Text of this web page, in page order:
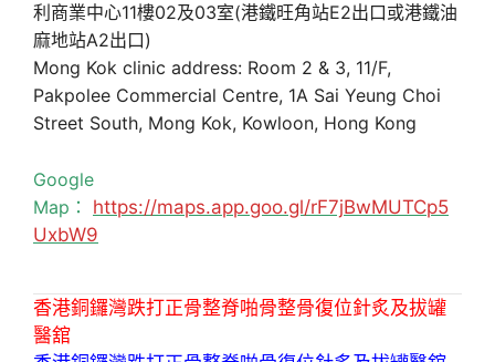
利商業中心11樓02及03室(港鐵旺角站E2出口或港鐵油
麻地站A2出口)
Mong Kok clinic address: Room 2 & 3, 11/F,
Pakpolee Commercial Centre, 1A Sai Yeung Choi
Street South, Mong Kok, Kowloon, Hong Kong
Google
Map： https://maps.app.goo.gl/rF7jBwMUTCp5
UxbW9
香港銅鑼灣跌打正骨整脊啪骨整骨復位針炙及拔罐
醫舘